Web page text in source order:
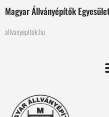
Magyar Állványépítők
allvanyepitok.hu